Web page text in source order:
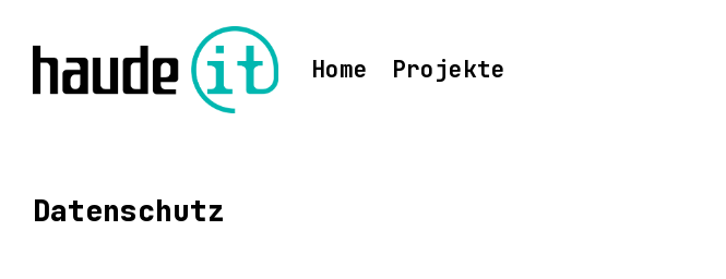
Home Projekte
Datenschutz